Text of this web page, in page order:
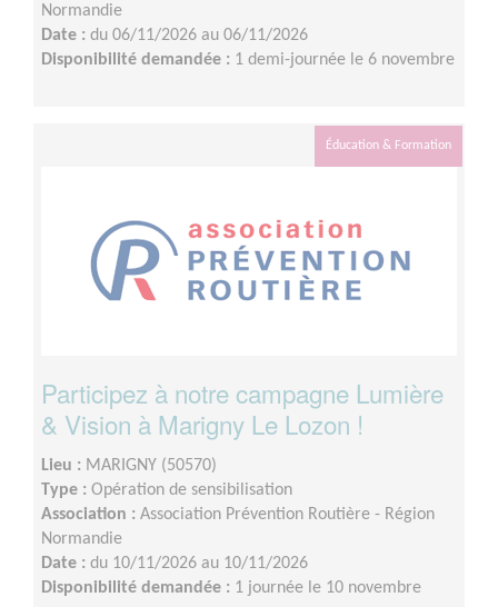
Normandie
Date : du 06/11/2026 au 06/11/2026
Disponibilité demandée : 1 demi-journée le 6 novembre
Éducation & Formation
Participez à notre campagne Lumière
& Vision à Marigny Le Lozon !
Lieu : MARIGNY (50570)
Type : Opération de sensibilisation
Association : Association Prévention Routière - Région
Normandie
Date : du 10/11/2026 au 10/11/2026
Disponibilité demandée : 1 journée le 10 novembre